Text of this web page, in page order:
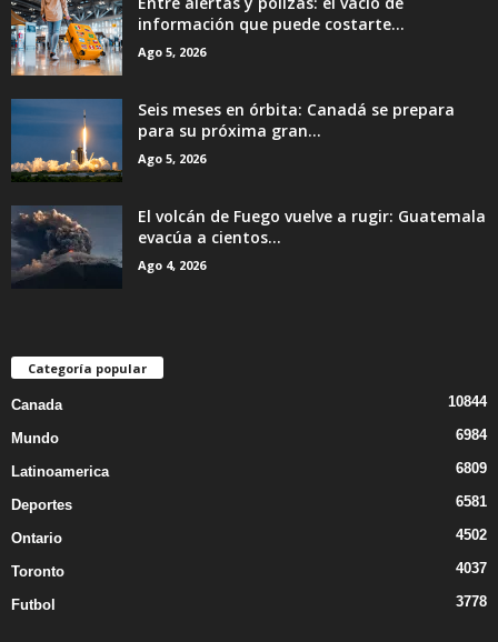
información que puede costarte...
Ago 5, 2026
Seis meses en órbita: Canadá se prepara
para su próxima gran...
Ago 5, 2026
El volcán de Fuego vuelve a rugir: Guatemala
evacúa a cientos...
Ago 4, 2026
Categoría popular
Canada 10844
Mundo 6984
Latinoamerica 6809
Deportes 6581
Ontario 4502
Toronto 4037
Futbol 3778